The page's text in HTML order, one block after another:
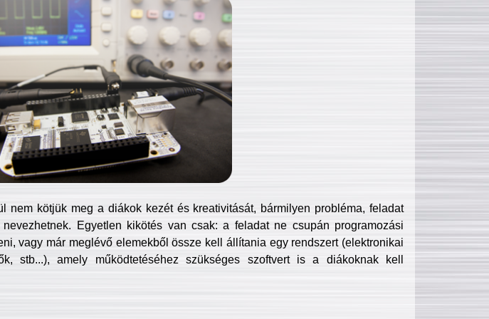
nem kötjük meg a diákok kezét és kreativitását, bármilyen probléma, feladat
Egyetlen kikötés van csak: a feladat ne csupán programozási
vagy már meglévő elemekből össze kell állítania egy rendszert (elektronikai
stb...), amely működtetéséhez szükséges szoftvert is a diákoknak kell